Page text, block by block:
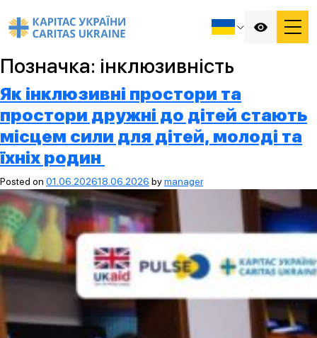
Позначка: інклюзивність
Як інклюзивні простори та
простори дружні до дітей стають
місцем сили для дітей, молоді та
їхніх родин
Posted on 01.06.202618.06.2026 bymanager